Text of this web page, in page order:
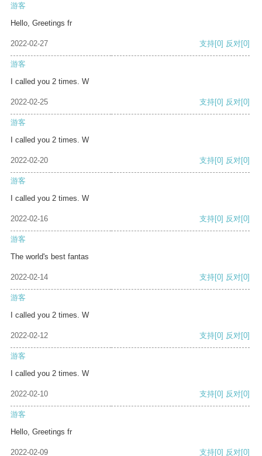
游客
Hello, Greetings fr
2022-02-27 支持[0] 反对[0]
游客
I called you 2 times. W
2022-02-25 支持[0] 反对[0]
游客
I called you 2 times. W
2022-02-20 支持[0] 反对[0]
游客
I called you 2 times. W
2022-02-16 支持[0] 反对[0]
游客
The world's best fantas
2022-02-14 支持[0] 反对[0]
游客
I called you 2 times. W
2022-02-12 支持[0] 反对[0]
游客
I called you 2 times. W
2022-02-10 支持[0] 反对[0]
游客
Hello, Greetings fr
2022-02-09 支持[0] 反对[0]